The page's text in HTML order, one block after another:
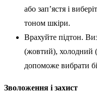
або зап’ястя і
тоном шкіри.
Врахуйте підтон.
(жовтий), холодний
допоможе вибрати
Зволоження і захист